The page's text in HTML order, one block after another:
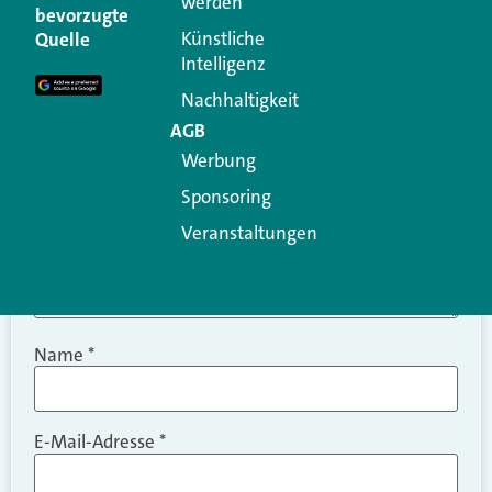
Ihre E-Mail-Adresse wird nicht veröffentlicht.
Erforderliche Felder sind mit
Kommentar
Name *
E-Mail-Adresse *
bevorzugte
Quelle
Künstliche
Intelligenz
Nachhaltigkeit
AGB
Werbung
Sponsoring
Veranstaltungen